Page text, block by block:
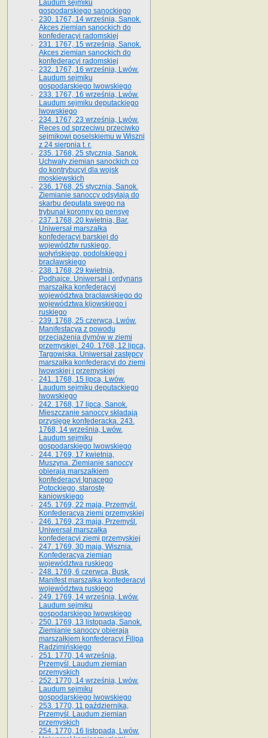
Laudum sejmiku
gospodarskiego sanockiego
230. 1767, 14 września, Sanok.
Akces ziemian sanockich do
konfederacyi radomskiej
231. 1767, 15 września, Sanok.
Akces ziemian sanockich do
konfederacyi radomskiej
232. 1767, 16 września, Lwów.
Laudum sejmiku
gospodarskiego lwowskiego
233. 1767, 16 września, Lwów.
Laudum sejmiku deputackiego
lwowskiego
234. 1767, 23 września, Lwów.
Reces od sprzeciwu przeciwko
sejmikowi poselskiemu w Wiszni
z 24 sierpnia t. r.
235. 1768, 25 stycznia, Sanok.
Uchwały ziemian sanockich co
do kontrybucyi dla wojsk
moskiewskich
236. 1768, 25 stycznia, Sanok.
Ziemianie sanoccy odsyłają do
skarbu deputata swego na
trybunał koronny po pensyę
237. 1768, 20 kwietnia, Bar.
Uniwersał marszałka
konfederacyi barskiej do
województw ruskiego,
wołyńskiego, podolskiego i
bracławskiego
238. 1768, 29 kwietnia,
Podhajce. Uniwersał i ordynans
marszałka konfederacyi
województwa bracławskiego do
wo­jewództwa kijowskiego i
ruskiego
239. 1768, 25 czerwca, Lwów.
Manifestacya z powodu
przeciążenia dymów w ziemi
przemyskiej. 240. 1768, 12 lipca,
Targowiska. Uniwersał zastępcy
marszałka konfederacyi do ziemi
lwowskiej i przemyskiej
241. 1768, 15 lipca, Lwów.
Laudum sejmiku deputackiego
lwowskiego
242. 1768, 17 lipca, Sanok.
Mieszczanie sanoccy składają
przysięgę konfederacką. 243.
1768, 14 września, Lwów.
Laudum sejmiku
gospodarskiego lwowskiego
244. 1769, 17 kwietnia,
Muszyna. Ziemianie sanoccy
obierają marszałkiem
konfederacyi Ignacego
Potockiego, starostę
kaniowskiego
245. 1769, 22 maja, Przemyśl.
Konfederacya ziemi przemyskiej
246. 1769, 23 maja, Przemyśl.
Uniwersał marszałka
konfederacyi ziemi przemyskiej
247. 1769, 30 maja, Wisznia.
Konfederacya ziemian
województwa ruskiego
248. 1769, 6 czerwca, Busk.
Manifest marszałka konfederacyi
województwa ruskiego
249. 1769, 14 września, Lwów.
Laudum sejmiku
gospodarskiego lwowskiego
250. 1769, 13 listopada, Sanok.
Ziemianie sanoccy obierają
marszałkiem konfederacyi Filipa
Radzimińskiego
251. 1770, 14 września,
Przemyśl. Laudum ziemian
przemyskich
252. 1770, 14 września, Lwów.
Laudum sejmiku
gospodarskiego lwowskiego
253. 1770, 11 października,
Przemyśl. Laudum ziemian
przemyskich
254. 1770, 16 listopada, Lwów.